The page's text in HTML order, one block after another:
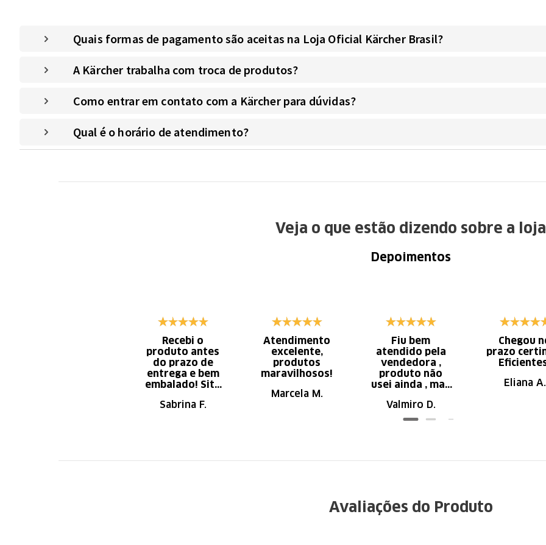
Quais formas de pagamento são aceitas na Loja Oficial Kärcher Brasil?
A Kärcher trabalha com troca de produtos?
Como entrar em contato com a Kärcher para dúvidas?
Qual é o horário de atendimento?
Veja o que estão dizendo sobre a loja
Depoimentos
Recebi o
produto antes
do prazo de
entrega e bem
embalado! Site
navegação.
Sabrina F.
Atendimento
excelente,
produtos
maravilhosos!
Marcela M.
Fiu bem
atendido pela
vendedora ,
produto não
usei ainda , mas
ótima qualidade
Valmiro D.
Chegou
prazo
Eliana A.
Avaliações do Produto